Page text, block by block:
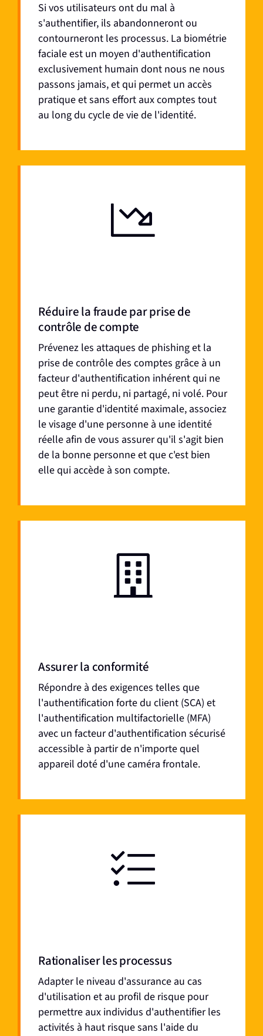
Si vos utilisateurs ont du mal à
s'authentifier, ils abandonneront ou
contourneront les processus. La biométrie
faciale est un moyen d'authentification
exclusivement humain dont nous ne nous
passons jamais, et qui permet un accès
pratique et sans effort aux comptes tout
au long du cycle de vie de l'identité.
Réduire la fraude par prise de
contrôle de compte
Prévenez les attaques de phishing et la
prise de contrôle des comptes grâce à un
facteur d'authentification inhérent qui ne
peut être ni perdu, ni partagé, ni volé. Pour
une garantie d'identité maximale, associez
le visage d'une personne à une identité
réelle afin de vous assurer qu'il s'agit bien
de la bonne personne et que c'est bien
elle qui accède à son compte.
Assurer la conformité
Répondre à des exigences telles que
l'authentification forte du client (SCA) et
l'authentification multifactorielle (MFA)
avec un facteur d'authentification sécurisé
accessible à partir de n'importe quel
appareil doté d'une caméra frontale.
Rationaliser les processus
Adapter le niveau d'assurance au cas
d'utilisation et au profil de risque pour
permettre aux individus d'authentifier les
activités à haut risque sans l'aide du